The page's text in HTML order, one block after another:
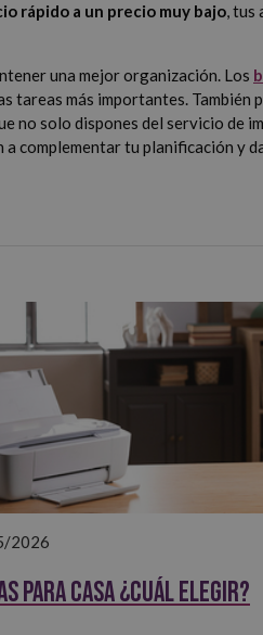
rápido a un precio muy bajo, tus
una mejor organización. Los
tareas más importantes. También
solo dispones del servicio de
a complementar tu planificación y
2026
para casa ¿Cuál elegir?